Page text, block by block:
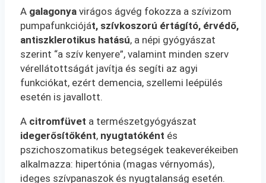
A galagonyavirágos ágvég fokozza a szívizom
pumpafunkcióját, szívkoszorú értágító, érvédő,
antiszklerotikus hatású, a népi gyógyászat
szerint “a szív kenyere”, valamint minden szerv
vérellátottságát javítja és segíti az agyi
funkciókat, ezért demencia, szellemi leépülés
esetén is javallott.
A citromfüvet a természetgyógyászat
idegerősítőként, nyugtatóként és
pszichoszomatikus betegségek teakeverékeiben
alkalmazza: hipertónia (magas vérnyomás),
ideges szívpanaszok és nyugtalanság esetén.